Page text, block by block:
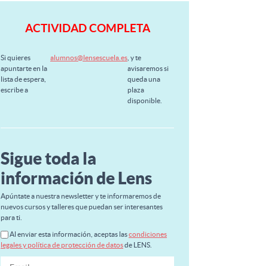
ACTIVIDAD COMPLETA
Si quieres
apuntarte en la
lista de espera,
escribe a
alumnos@lensescuela.es, y te
avisaremos si
queda una
plaza
disponible.
Sigue toda la
información de Lens
Apúntate a nuestra newsletter y te informaremos de
nuevos cursos y talleres que puedan ser interesantes
para ti.
Al enviar esta información, aceptas lascondiciones
legales y política de protección de datosde LENS.